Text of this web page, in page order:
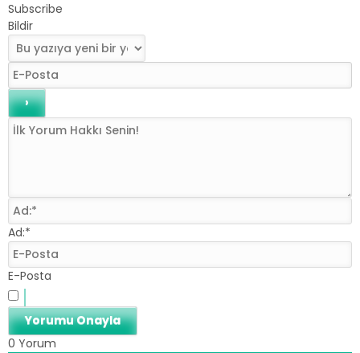
Subscribe
Bildir
Ad:*
E-Posta
0 Yorum